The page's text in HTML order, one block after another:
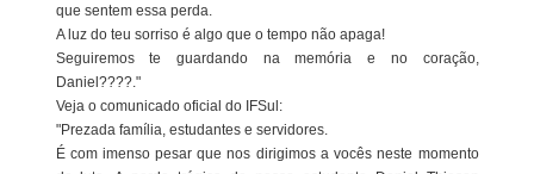
que sentem essa perda.
A luz do teu sorriso é algo que o tempo não apaga!
Seguiremos te guardando na memória e no coração,
Daniel????."
Veja o comunicado oficial do IFSul:
"Prezada família, estudantes e servidores.
É com imenso pesar que nos dirigimos a vocês neste momento